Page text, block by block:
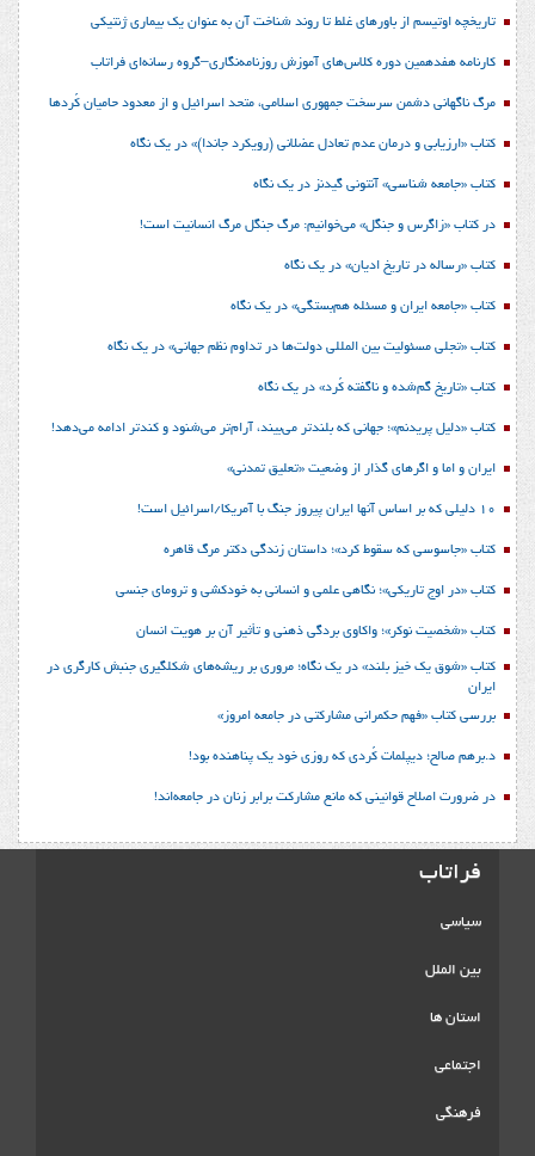
تاریخچه اوتیسم از باورهای غلط تا روند شناخت آن به عنوان یک بیماری ژنتیکی
کارنامه هفدهمین دوره کلاس‌های آموزش روزنامه‌نگاری–گروه رسانه‌ای فراتاب
مرگ ناگهانی دشمن سرسخت جمهوری اسلامی، متحد اسرائیل و از معدود حامیان کُردها
کتاب «ارزیابی و درمان عدم تعادل عضلانی (رویکرد جاندا)» در یک نگاه
کتاب «جامعه شناسی» آنتونی گیدنز در یک نگاه
در کتاب «زاگرس و جنگل» می‌خوانیم: مرگ جنگل مرگ انسانیت است!
کتاب «رساله در تاریخ ادیان» در یک نگاه
کتاب «جامعه ایران و مسئله هم‌بستگی» در یک نگاه
کتاب «تجلی مسئولیت بین المللی دولت‌ها در تداوم نظم جهانی» در یک نگاه
کتاب «تاریخ گم‌شده و ناگفته کُرد» در یک نگاه
کتاب «دلیل پریدنم»؛ جهانی که بلندتر می‌بیند، آرام‌تر می‌شنود و کندتر ادامه می‌دهد!
ایران و اما و اگرهای گذار از وضعیت «تعلیق تمدنی»
10 دلیلی که بر اساس آنها ایران پیروز جنگ با آمریکا/اسرائیل است!
کتاب «جاسوسی که سقوط کرد»؛ داستان زندگی دکتر مرگ قاهره
کتاب «در اوج تاریکی»؛ نگاهی علمی و انسانی به خودکشی و ترومای جنسی
کتاب «شخصیت نوکر»؛ واکاوی بردگی ذهنی و تأثیر آن بر هویت انسان
کتاب «شوق یک خیز بلند» در یک نگاه؛ مروری بر ریشه‌های شکل‎گیری جنبش کارگری در
ایران
بررسی کتاب «فهم حکمرانی مشارکتی در جامعه امروز»
د.برهم صالح؛ دیپلمات کُردی که روزی خود یک پناهنده بود!
در ضرورت اصلاح قوانینی که مانع مشارکت برابر زنان در جامعه‌اند!
فراتاب
سیاسی
بین الملل
استان ها
اجتماعی
فرهنگی